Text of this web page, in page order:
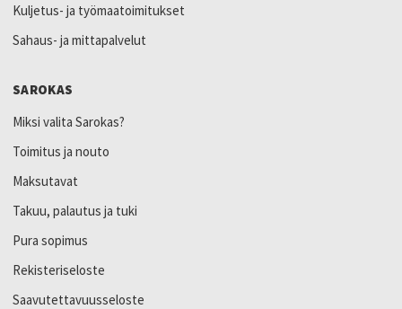
Kuljetus- ja työmaatoimitukset
Sahaus- ja mittapalvelut
SAROKAS
Miksi valita Sarokas?
Toimitus ja nouto
Maksutavat
Takuu, palautus ja tuki
Pura sopimus
Rekisteriseloste
Saavutettavuusseloste